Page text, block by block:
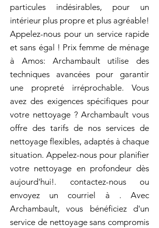
particules indésirables, pour un
intérieur plus propre et plus agréable!
Appelez-nous pour un service rapide
et sans égal ! Prix femme de ménage
à Amos: Archambault utilise des
techniques avancées pour garantir
une propreté irréprochable. Vous
avez des exigences spécifiques pour
votre nettoyage ? Archambault vous
offre des tarifs de nos services de
nettoyage flexibles, adaptés à chaque
situation. Appelez-nous pour planifier
votre nettoyage en profondeur dès
aujourd'hui!. contactez-nous ou
envoyez un courriel à . Avec
Archambault, vous bénéficiez d'un
service de nettoyage sans compromis